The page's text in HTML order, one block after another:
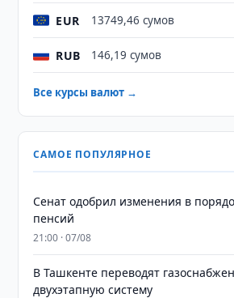
EUR 13749,46 сумов
RUB 146,19 сумов
Все курсы валют →
САМОЕ ПОПУЛЯРНОЕ
Сенат одобрил изменения в
пенсий
21:00 · 07/08
В Ташкенте переводят
двухэтапную систему